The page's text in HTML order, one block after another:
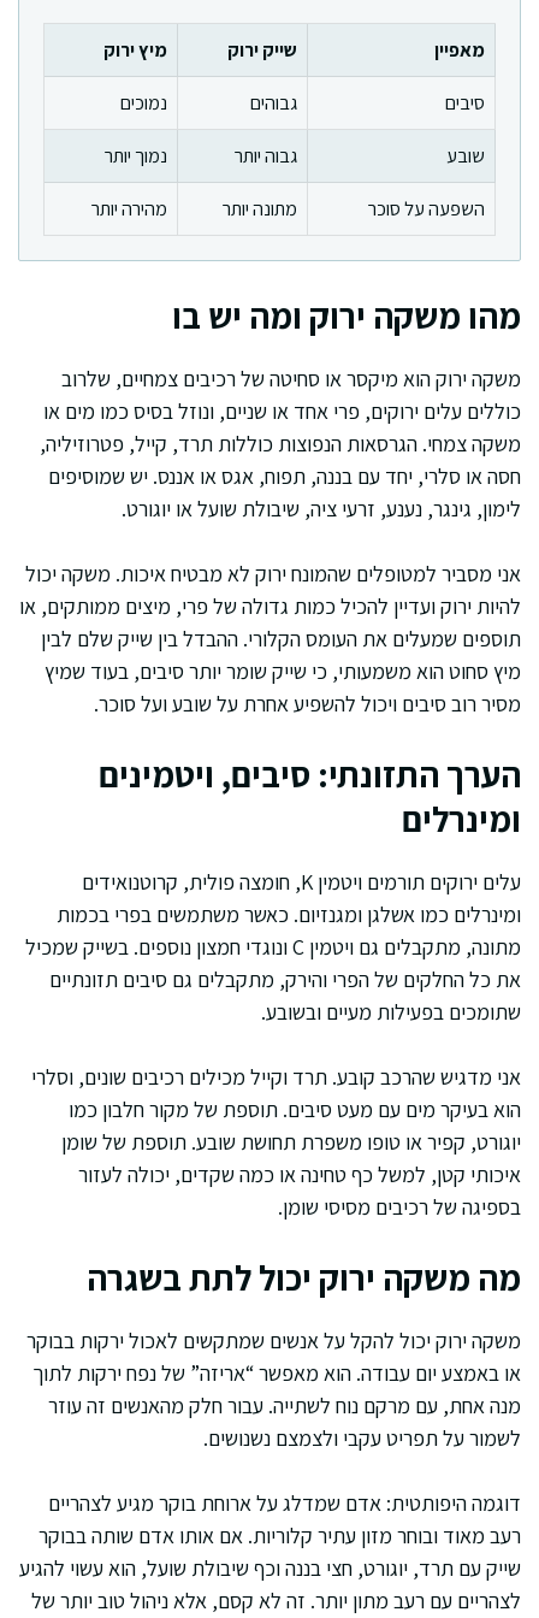
מאפיין שייק ירוק
מיץ ירוק
סיבים
גבוהים
נמוכים
שובע
גבוה יותר
נמוך יותר
השפעה על סוכר
מתונה יותר מהירה יותר
מהו משקה ירוק ומה יש בו
משקה ירוק הוא מיקסר או סחיטה של רכיבים צמחיים, שלרוב
כוללים עלים ירוקים, פרי אחד או שניים, ונוזל בסיס כמו מים או
משקה צמחי. הגרסאות הנפוצות כוללות תרד, קייל, פטרוזיליה,
חסה או סלרי, יחד עם בננה, תפוח, אגס או אננס. יש שמוסיפים
לימון, גינגר, נענע, זרעי ציה, שיבולת שועל או יוגורט.
אני מסביר למטופלים שהמונח ירוק לא מבטיח איכות. משקה יכול
להיות ירוק ועדיין להכיל כמות גדולה של פרי, מיצים ממותקים, או
תוספים שמעלים את העומס הקלורי. ההבדל בין שייק שלם לבין
מיץ סחוט הוא משמעותי, כי שייק שומר יותר סיבים, בעוד שמיץ
מסיר רוב סיבים ויכול להשפיע אחרת על שובע ועל סוכר.
הערך התזונתי: סיבים, ויטמינים
ומינרלים
עלים ירוקים תורמים ויטמין K, חומצה פולית, קרוטנואידים
ומינרלים כמו אשלגן ומגנזיום. כאשר משתמשים בפרי בכמות
מתונה, מתקבלים גם ויטמין C ונוגדי חמצון נוספים. בשייק שמכיל
את כל החלקים של הפרי והירק, מתקבלים גם סיבים תזונתיים
שתומכים בפעילות מעיים ובשובע.
אני מדגיש שהרכב קובע. תרד וקייל מכילים רכיבים שונים, וסלרי
הוא בעיקר מים עם מעט סיבים. תוספת של מקור חלבון כמו
יוגורט, קפיר או טופו משפרת תחושת שובע. תוספת של שומן
איכותי קטן, למשל כף טחינה או כמה שקדים, יכולה לעזור
בספיגה של רכיבים מסיסי שומן.
מה משקה ירוק יכול לתת בשגרה
משקה ירוק יכול להקל על אנשים שמתקשים לאכול ירקות בבוקר
או באמצע יום עבודה. הוא מאפשר “אריזה” של נפח ירקות לתוך
מנה אחת, עם מרקם נוח לשתייה. עבור חלק מהאנשים זה עוזר
לשמור על תפריט עקבי ולצמצם נשנושים.
דוגמה היפותטית: אדם שמדלג על ארוחת בוקר מגיע לצהריים
רעב מאוד ובוחר מזון עתיר קלוריות. אם אותו אדם שותה בבוקר
שייק עם תרד, יוגורט, חצי בננה וכף שיבולת שועל, הוא עשוי להגיע
לצהריים עם רעב מתון יותר. זה לא קסם, אלא ניהול טוב יותר של